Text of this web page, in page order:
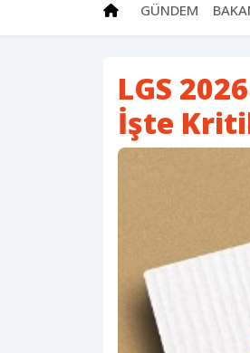
GÜNDEM
LGS
İşte